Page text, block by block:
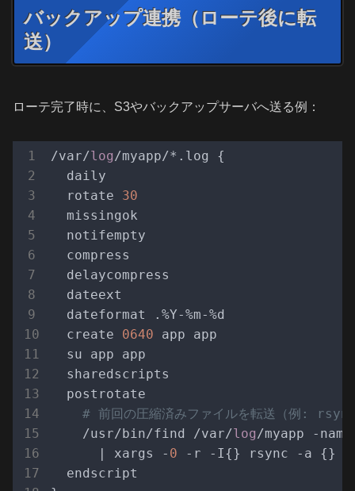
バックアップ連携（ローテ後に転
送）
ローテ完了時に、S3やバックアップサーバへ送る例：
/var/log/myapp/*.log {
  daily
  rotate
30
  missingok
  notifempty
  compress
  delaycompress
  dateext
  dateformat .%Y-%m-%d
  create
0640 app app
  su app app
  sharedscripts
  postrotate
# 前回の圧縮済みファイルを転送（例:
    /usr/bin/find /var/
log/myapp -
      | xargs -
0 -r -I{} rsync -a {}
  endscript